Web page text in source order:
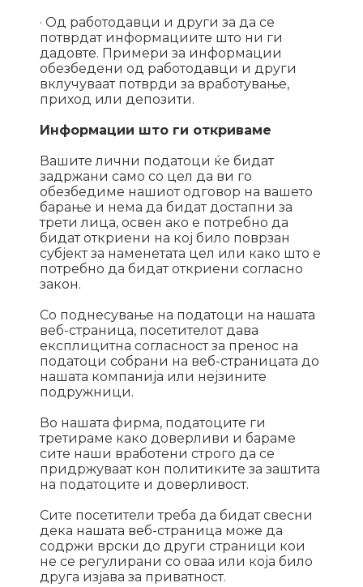
· Од работодавци и други за да се
потврдат информациите што ни ги
дадовте. Примери за информации
обезбедени од работодавци и други
вклучуваат потврди за вработување,
приход или депозити.
Информации што ги откриваме
Вашите лични податоци ќе бидат
задржани само со цел да ви го
обезбедиме нашиот одговор на вашето
барање и нема да бидат достапни за
трети лица, освен ако е потребно да
бидат откриени на кој било поврзан
субјект за наменетата цел или како што е
потребно да бидат откриени согласно
закон.
Со поднесување на податоци на нашата
веб-страница, посетителот дава
експлицитна согласност за пренос на
податоци собрани на веб-страницата до
нашата компанија или нејзините
подружници.
Во нашата фирма, податоците ги
третираме како доверливи и бараме
сите наши вработени строго да се
придржуваат кон политиките за заштита
на податоците и доверливост.
Сите посетители треба да бидат свесни
дека нашата веб-страница може да
содржи врски до други страници кои
не се регулирани со оваа или која било
друга изјава за приватност.